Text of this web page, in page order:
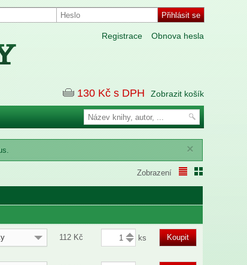
Obnova hesla
Registrace
130 Kč s DPH Zobrazit košík
×
Zobrazení
112 Kč Koupit